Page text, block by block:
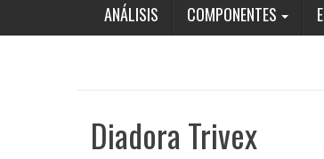
ANÁLISIS COMPONENTES
Diadora Trivex